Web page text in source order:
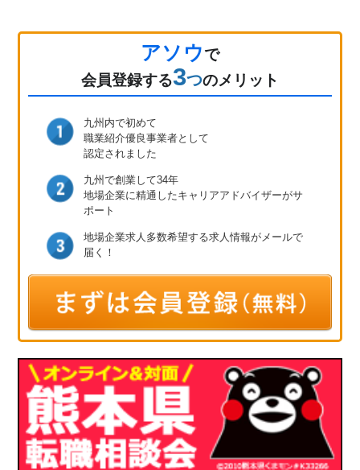
アソウで
会員登録する3つのメリット
九州内で初めて
職業紹介優良事業者として
認定されました
九州で創業して34年
地場企業に精通したキャリアアドバイザーがサ
ポート
地場企業求人多数希望する求人情報が メールで
届く！